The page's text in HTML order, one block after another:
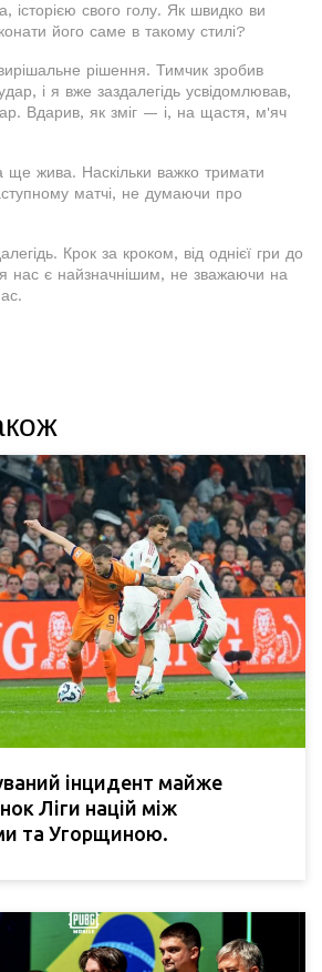
історією свого голу. Як швидко ви
його саме в такому стилі?
рішення. Тимчик зробив
і я вже заздалегідь усвідомлював,
Вдарив, як зміг — і, на щастя, м'яч
ще жива. Наскільки важко тримати
матчі, не думаючи про
Крок за кроком, від однієї гри до
нас є найзначнішим, не зважаючи на
інцидент майже
Ліги націй між
та Угорщиною.